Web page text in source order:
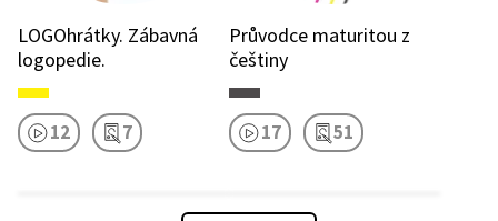
LOGOhrátky. Zábavná
logopedie.
12 7
Průvodce maturitou z
češtiny
17 51